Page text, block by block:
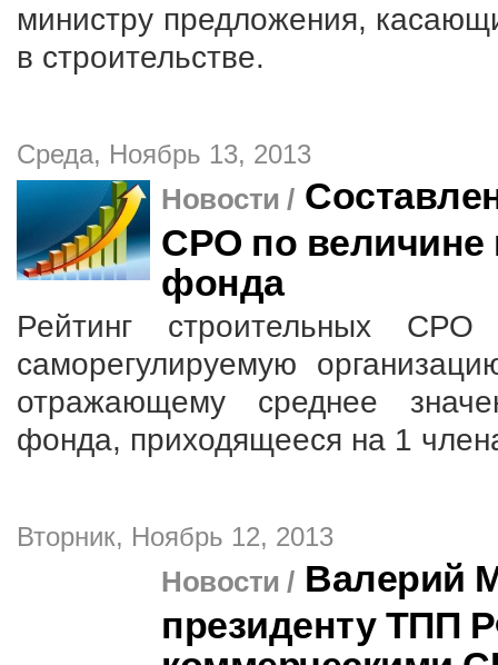
министру предложения,
в строительстве.
Среда, Ноябрь 13, 2013
Новости /
СРО по величине
фонда
Рейтинг строительных
саморегулируемую
отражающему среднее
фонда, приходящееся на 1
Вторник, Ноябрь 12, 2013
Новости / Валерий
президенту ТПП